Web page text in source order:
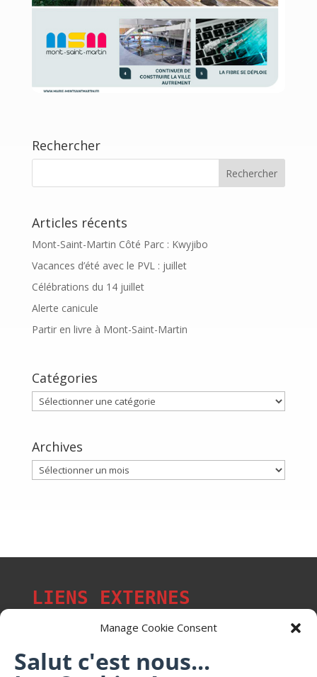
Manage Cookie Consent
Salut c'est nous...
Rechercher
Articles récents
Mont-Saint-Martin Côté Parc : Kwyjibo
Vacances d’été avec le PVL : juillet
Célébrations du 14 juillet
Alerte canicule
Partir en livre à Mont-Saint-Martin
Catégories
Catégories
Archives
Archives
LIENS EXTERNES